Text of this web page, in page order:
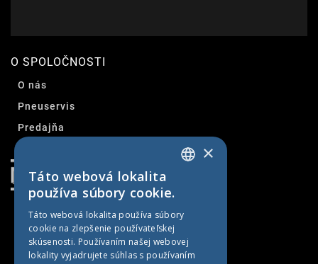
O SPOLOČNOSTI
O nás
Pneuservis
Predajňa
SLOVAK
GERMAN
HUNGARIAN
×
Táto webová lokalita
používa súbory cookie.
Táto webová lokalita používa súbory
cookie na zlepšenie používateľskej
skúsenosti. Používaním našej webovej
lokality vyjadrujete súhlas s používaním